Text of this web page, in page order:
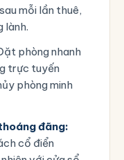
mỗi lần thuê,
lành.
phòng nhanh
trực tuyến
phòng minh
đãng:
cổ điển